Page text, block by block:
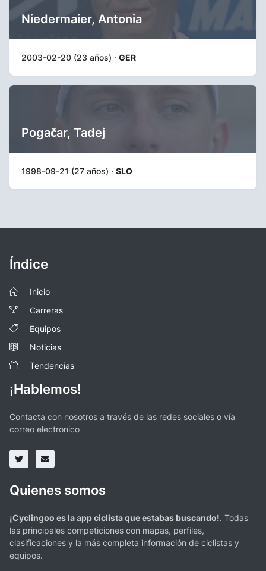
Niedermaier, Antonia
2003-02-20 (23 años) · GER
Pogačar, Tadej
1998-09-21 (27 años) · SLO
Índice
Inicio
Carreras
Equipos
Noticias
Tendencias
¡Hablemos!
Contacta con nosotros a través de las redes sociales o vía
correo electronico
Quienes somos
¡Cyclingoo es la app ciclista que estabas buscando!. Todas
las principales competiciones con mapas, perfiles,
clasificaciones y la más completa información de ciclistas y
equipos.